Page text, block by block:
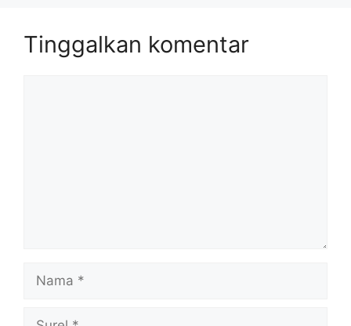
Tinggalkan komentar